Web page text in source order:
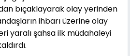
bıçaklayarak olay yerinden
ihbarı üzerine olay
yaralı şahsa ilk müdahaleyi